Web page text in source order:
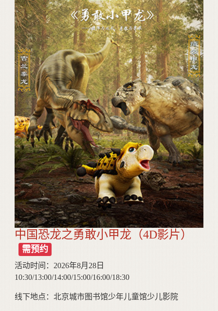
中国恐龙之勇敢小甲龙（4D影片）
需预约
活动时间：2026年8月28日
10:30/13:00/14:00/15:00/16:00/18:30
线下地点：北京城市图书馆少年儿童馆少儿影院